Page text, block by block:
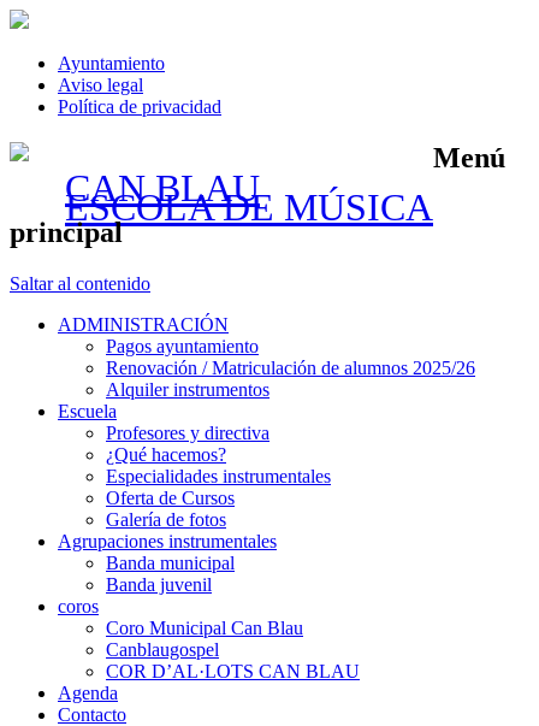
Ayuntamiento
Aviso legal
Política de privacidad
CAN BLAU
ESCOLA DE MÚSICA
Menú
principal
Saltar al contenido
ADMINISTRACIÓN
Pagos ayuntamiento
Renovación / Matriculación de alumnos 2025/26
Alquiler instrumentos
Escuela
Profesores y directiva
¿Qué hacemos?
Especialidades instrumentales
Oferta de Cursos
Galería de fotos
Agrupaciones instrumentales
Banda municipal
Banda juvenil
coros
Coro Municipal Can Blau
Canblaugospel
COR D’AL·LOTS CAN BLAU
Agenda
Contacto